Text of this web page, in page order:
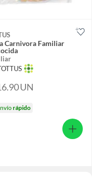
Carnivora Familiar
UN
rápido